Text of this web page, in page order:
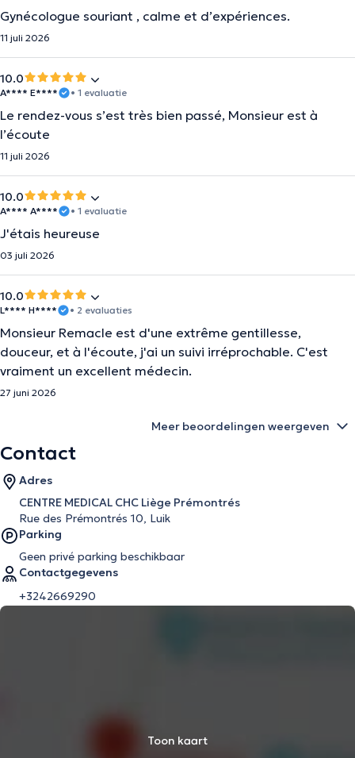
Gynécologue souriant , calme et d’expériences.
11 juli 2026
10.0
A**** E**** • 1 evaluatie
Le rendez-vous s’est très bien passé, Monsieur est à
l’écoute
11 juli 2026
10.0
A**** A**** • 1 evaluatie
J'étais heureuse
03 juli 2026
10.0
L**** H**** • 2 evaluaties
Monsieur Remacle est d'une extrême gentillesse,
douceur, et à l'écoute, j'ai un suivi irréprochable. C'est
vraiment un excellent médecin.
27 juni 2026
Meer beoordelingen weergeven
Contact
Adres
CENTRE MEDICAL CHC Liège Prémontrés
Rue des Prémontrés 10, Luik
Parking
Geen privé parking beschikbaar
Contactgegevens
+3242669290
Toon kaart